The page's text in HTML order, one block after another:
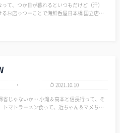
て、つか日が暮れるといつもだけど（汗）
るお店っつーことで海鮮呑屋日本橋 国立店に
2021.10.10
滝＆高本と信長行って、そ
トマトラーメン食って、近ちゃん＆マメちゃ